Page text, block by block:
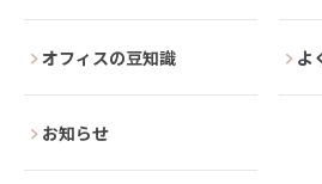
オフィスの豆知識 よ
お知らせ